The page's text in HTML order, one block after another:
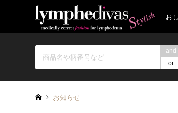
お
and
or
お知らせ